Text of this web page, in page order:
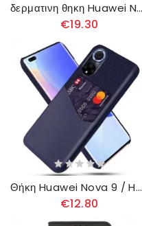
δερματινη θηκη Huawei Nova 9 / Honor 50 Δερμάτινο Σπαστό Κούμπωμα
€19.30
Θήκη Huawei Nova 9 / Honor 50 Κάτοχος Κάρτας Ksq
€12.80